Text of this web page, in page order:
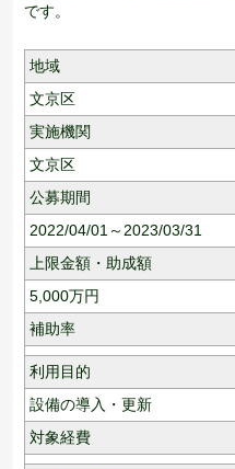
です。
地域
文京区
実施機関
文京区
公募期間
2022/04/01～2023/03/31
上限金額・助成額
5,000万円
補助率
利用目的
設備の導入・更新
対象経費